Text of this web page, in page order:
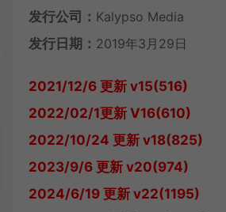
发行公司： Kalypso Media
发行日期： 2019年3月29日
2021/12/6 更新 v15(516)
2022/02/1更新 V16(610)
2022/10/24 更新 v18(825)
2023/9/6 更新 v20(974)
2024/6/19 更新 v22(1195)